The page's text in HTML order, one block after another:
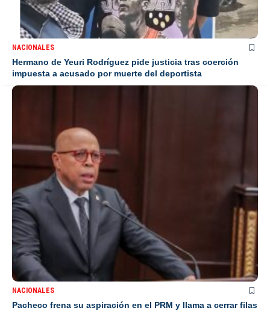
NACIONALES
Hermano de Yeuri Rodríguez pide justicia tras coerción
impuesta a acusado por muerte del deportista
NACIONALES
Pacheco frena su aspiración en el PRM y llama a cerrar filas